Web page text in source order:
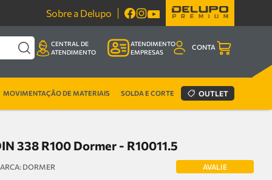
Sobre a Delupo
CENTRAL DE
ATENDIMENTO
ATENDIMENTO
EMPRESAS
CONTA
MOVIMENTAÇÃO DE MATERIAIS SOLDA E CORTE OUTLET
338 R100 Dormer - R10011.5
DORMER AVALIE